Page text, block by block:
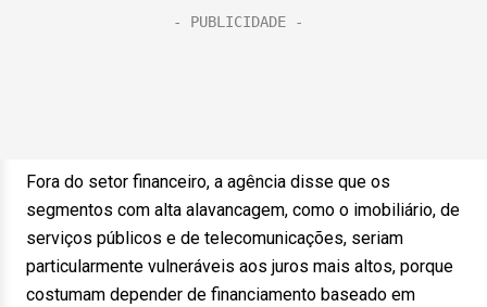
Fora do setor financeiro, a agência disse que os
segmentos com alta alavancagem, como o imobiliário, de
serviços públicos e de telecomunicações, seriam
particularmente vulneráveis aos juros mais altos, porque
costumam depender de financiamento baseado em